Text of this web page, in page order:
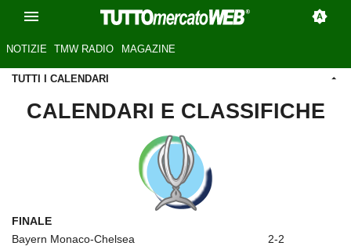
NOTIZIE TMW RADIO MAGAZINE
TUTTI I CALENDARI
CALENDARI E CLASSIFICHE
FINALE
Bayern Monaco-Chelsea
2-2